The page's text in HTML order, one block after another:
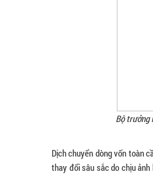
Bộ trưởng
Dịch chuyển dòng vốn toàn
thay đổi sâu sắc do chịu